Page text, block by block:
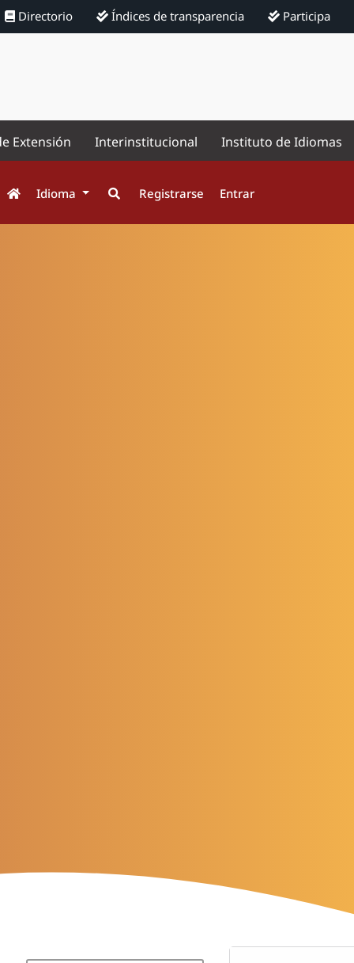
Directorio Índices de transparencia Participa
Extensión Interinstitucional Instituto de Idiomas
Idioma Registrarse Entrar